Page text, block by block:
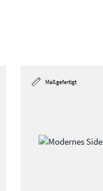
Maßgefertigt